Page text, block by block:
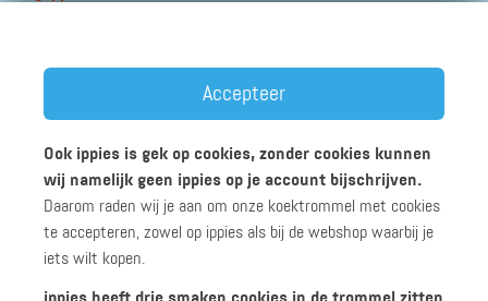
Werken bij ippies Zakelijk
Algemene voorwaarden
Privacyverklaring
Accepteer
Ook ippies is gek op cookies, zonder cookies kunnen
wij namelijk geen ippies op je account bijschrijven.
Daarom raden wij je aan om onze koektrommel met cookies
te accepteren, zowel op ippies als bij de webshop waarbij je
iets wilt kopen.